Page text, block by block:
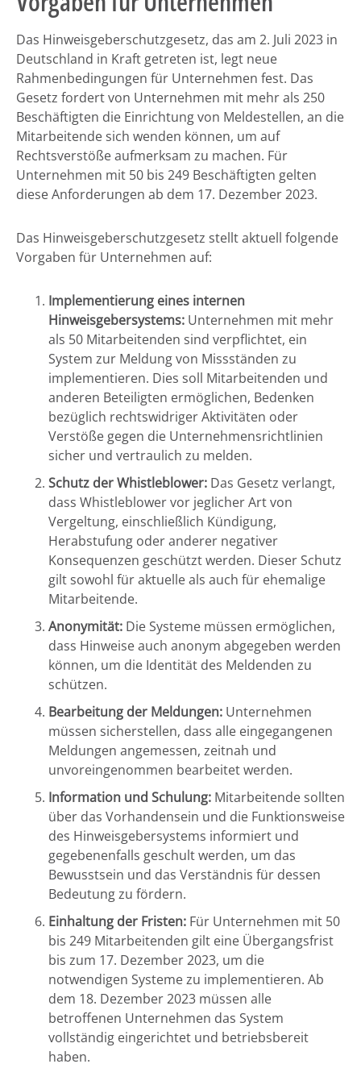
Das Hinweisgeberschutzgesetz, das am 2. Juli 2023 in
Deutschland in Kraft getreten ist, legt neue
Rahmenbedingungen für Unternehmen fest. Das
Gesetz fordert von Unternehmen mit mehr als 250
Beschäftigten die Einrichtung von Meldestellen, an die
Mitarbeitende sich wenden können, um auf
Rechtsverstöße aufmerksam zu machen. Für
Unternehmen mit 50 bis 249 Beschäftigten gelten
diese Anforderungen ab dem 17. Dezember 2023.
Das Hinweisgeberschutzgesetz stellt aktuell folgende
Vorgaben für Unternehmen auf:
Implementierung eines internen
Hinweisgebersystems: Unternehmen mit mehr
als 50 Mitarbeitenden sind verpflichtet, ein
System zur Meldung von Missständen zu
implementieren. Dies soll Mitarbeitenden und
anderen Beteiligten ermöglichen, Bedenken
bezüglich rechtswidriger Aktivitäten oder
Verstöße gegen die Unternehmensrichtlinien
sicher und vertraulich zu melden.
Schutz der Whistleblower: Das Gesetz verlangt,
dass Whistleblower vor jeglicher Art von
Vergeltung, einschließlich Kündigung,
Herabstufung oder anderer negativer
Konsequenzen geschützt werden. Dieser Schutz
gilt sowohl für aktuelle als auch für ehemalige
Mitarbeitende.
Anonymität: Die Systeme müssen ermöglichen,
dass Hinweise auch anonym abgegeben werden
können, um die Identität des Meldenden zu
schützen.
Bearbeitung der Meldungen: Unternehmen
müssen sicherstellen, dass alle eingegangenen
Meldungen angemessen, zeitnah und
unvoreingenommen bearbeitet werden.
Information und Schulung: Mitarbeitende sollten
über das Vorhandensein und die Funktionsweise
des Hinweisgebersystems informiert und
gegebenenfalls geschult werden, um das
Bewusstsein und das Verständnis für dessen
Bedeutung zu fördern.
Einhaltung der Fristen: Für Unternehmen mit 50
bis 249 Mitarbeitenden gilt eine Übergangsfrist
bis zum 17. Dezember 2023, um die
notwendigen Systeme zu implementieren. Ab
dem 18. Dezember 2023 müssen alle
betroffenen Unternehmen das System
vollständig eingerichtet und betriebsbereit
haben.